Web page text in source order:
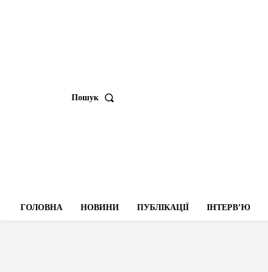
Пошук
ГОЛОВНА НОВИНИ ПУБЛІКАЦІЇ ІНТЕРВʼЮ